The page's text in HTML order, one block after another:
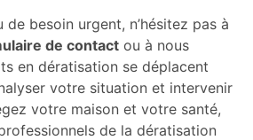
besoin urgent, n’hésitez pas à
de contact ou à nous
en dératisation se déplacent
votre situation et intervenir
votre maison et votre santé,
de la dératisation